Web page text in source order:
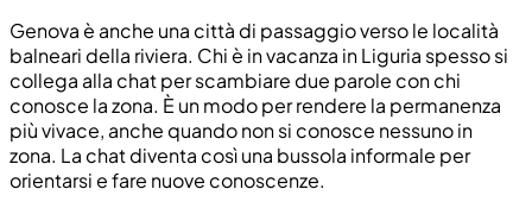
Genova è anche una città di passaggio verso le località
balneari della riviera. Chi è in vacanza in Liguria spesso si
collega alla chat per scambiare due parole con chi
conosce la zona. È un modo per rendere la permanenza
più vivace, anche quando non si conosce nessuno in
zona. La chat diventa così una bussola informale per
orientarsi e fare nuove conoscenze.